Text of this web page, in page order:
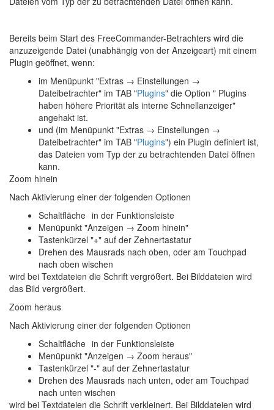
Bereits beim Start des FreeCommander-Betrachters wird die
anzuzeigende Datei (unabhängig von der Anzeigeart) mit einem
Plugin geöffnet, wenn:
im Menüpunkt "Extras → Einstellungen →
Dateibetrachter" im TAB "Plugins" die Option " Plugins
haben höhere Priorität als interne Schnellanzeiger"
angehakt ist.
und (im Menüpunkt "Extras → Einstellungen →
Dateibetrachter" im TAB "Plugins") ein Plugin definiert ist,
das Dateien vom Typ der zu betrachtenden Datei öffnen
kann.
Zoom hinein
Nach Aktivierung einer der folgenden Optionen
Schaltfläche in der Funktionsleiste
Menüpunkt "Anzeigen → Zoom hinein"
Tastenkürzel "+" auf der Zehnertastatur
Drehen des Mausrads nach oben, oder am Touchpad
nach oben wischen
wird bei Textdateien die Schrift vergrößert. Bei Bilddateien wird
das Bild vergrößert.
Zoom heraus
Nach Aktivierung einer der folgenden Optionen
Schaltfläche in der Funktionsleiste
Menüpunkt "Anzeigen → Zoom heraus"
Tastenkürzel "-" auf der Zehnertastatur
Drehen des Mausrads nach unten, oder am Touchpad
nach unten wischen
wird bei Textdateien die Schrift verkleinert. Bei Bilddateien wird